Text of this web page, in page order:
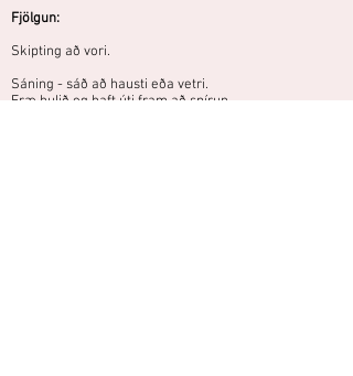
Fjölgun:
Skipting að vori.
Sáning - sáð að hausti eða vetri.
Fræ hulið og haft úti fram að spírun.